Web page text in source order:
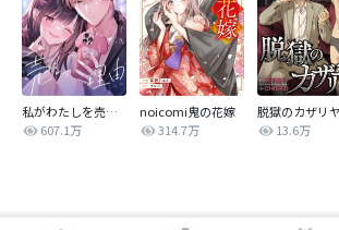
私がわたしを売る理由
607.1万
noicomi鬼の花嫁
314.7万
脱獄のカザリヤ
13.6万